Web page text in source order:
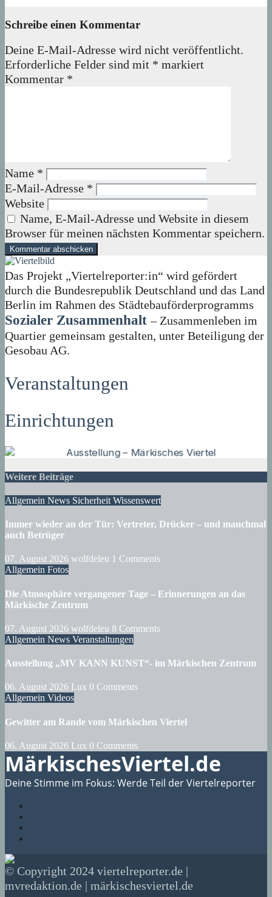
Schreibe einen Kommentar
Deine E-Mail-Adresse wird nicht veröffentlicht.
Erforderliche Felder sind mit * markiert
Kommentar *
Name *
E-Mail-Adresse *
Website
Name, E-Mail-Adresse und Website in diesem
Browser für meinen nächsten Kommentar speichern.
Das Projekt „Viertelreporter:in“ wird gefördert
durch die Bundesrepublik Deutschland und das Land
Berlin im Rahmen des Städtebauförderprogramms
Sozialer Zusammenhalt – Zusammenleben im
Quartier gemeinsam gestalten, unter Beteiligung der
Gesobau AG.
Veranstaltungen
Einrichtungen
Weitere Beiträge
Allgemein News Sicherheit Wissenswert
Immer wieder an der Tür: Vertreter, Drücker – und manchmal
auch Betrüger
07. August 2026 wolfdeleu 1 Comments
Allgemein Fotos
Die Atmosphäre vergangener Tage – Erinnerungen an das
Märkische Zentrum
07. August 2026 wolfdeleu 8 Comments
Allgemein News Veranstaltungen
Ausstellung „MV KANN KUNST“- im Märkischen Zentrum
06. August 2026 Lux 0 Comments
Allgemein Videos
Gewitter am Rande vom Märkischen Viertel
06. August 2026 Lux 0 Comments
MärkischesViertel.de
Deine Stimme im Fokus: Werde Teil der Viertelreporter
© Copyright 2024 viertelreporter.de |
mvredaktion.de | märkischesviertel.de